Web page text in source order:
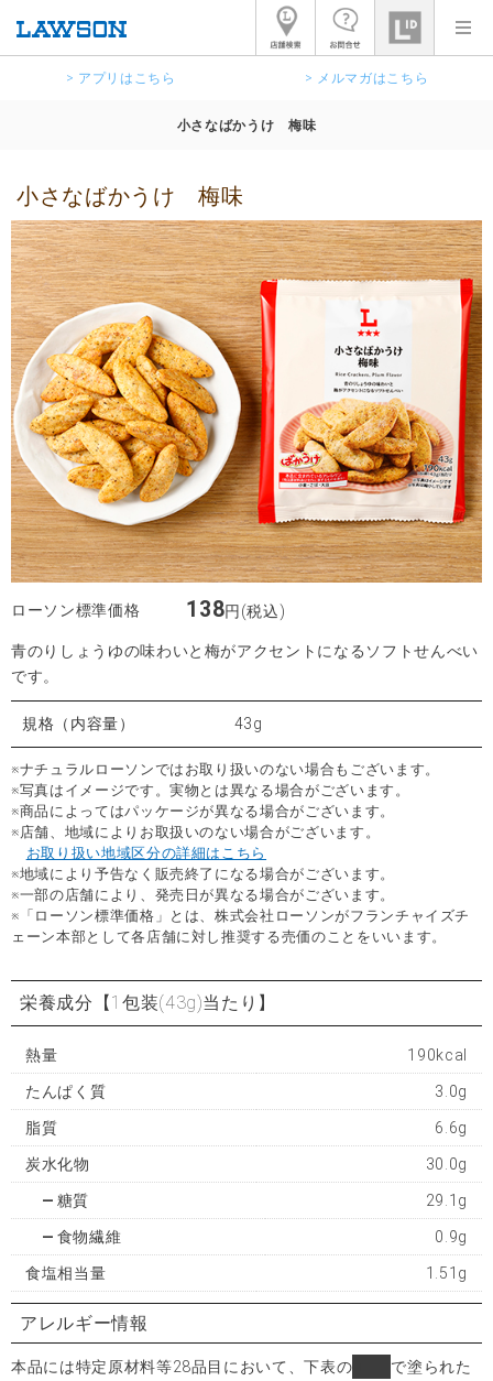
> アプリはこちら > メルマガはこちら
小さなばかうけ 梅味
小さなばかうけ 梅味
ローソン標準価格 138円(税込)
青のりしょうゆの味わいと梅がアクセントになるソフトせんべい
です。
規格（内容量） 43g
※ナチュラルローソンではお取り扱いのない場合もございます。
※写真はイメージです。実物とは異なる場合がございます。
※商品によってはパッケージが異なる場合がございます。
※店舗、地域によりお取扱いのない場合がございます。
お取り扱い地域区分の詳細はこちら
※地域により予告なく販売終了になる場合がございます。
※一部の店舗により、発売日が異なる場合がございます。
※「ローソン標準価格」とは、株式会社ローソンがフランチャイズチ
ェーン本部として各店舗に対し推奨する売価のことをいいます。
栄養成分 【1包装(43g)当たり】
熱量 190kcal
たんぱく質 3.0g
脂質 6.6g
炭水化物 30.0g
糖質 29.1g
食物繊維 0.9g
食塩相当量 1.51g
アレルギー情報
本品には特定原材料等28品目において、下表の
で塗られた